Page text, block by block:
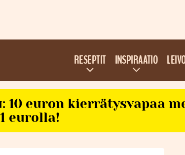
RESEPTIT INSPIRAATIO
10 euron kierrätysvapaa
eurolla!